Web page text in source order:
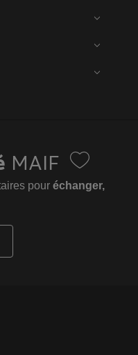
MAIF
pour échanger,